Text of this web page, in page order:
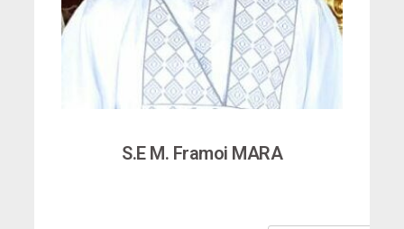
S.E M. Framoi MARA